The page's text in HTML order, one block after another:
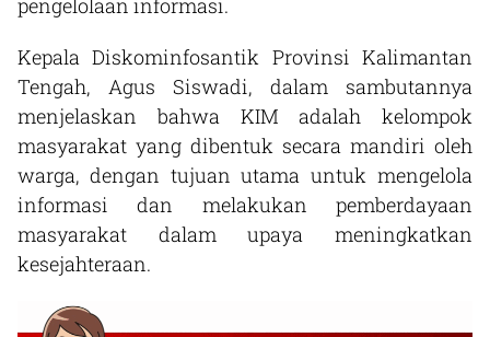
pengelolaan informasi.
Kepala Diskominfosantik Provinsi Kalimantan
Tengah, Agus Siswadi, dalam sambutannya
menjelaskan bahwa KIM adalah kelompok
masyarakat yang dibentuk secara mandiri oleh
warga, dengan tujuan utama untuk mengelola
informasi dan melakukan pemberdayaan
masyarakat dalam upaya meningkatkan
kesejahteraan.